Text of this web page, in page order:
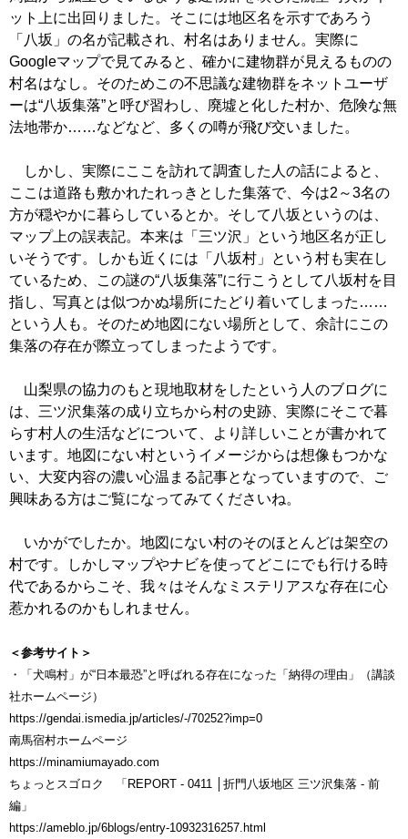
ット上に出回りました。そこには地区名を示すであろう
「八坂」の名が記載され、村名はありません。実際に
Googleマップで見てみると、確かに建物群が見えるものの
村名はなし。そのためこの不思議な建物群をネットユーザ
ーは“八坂集落”と呼び習わし、廃墟と化した村か、危険な無
法地帯か……などなど、多くの噂が飛び交いました。
しかし、実際にここを訪れて調査した人の話によると、
ここは道路も敷かれたれっきとした集落で、今は2～3名の
方が穏やかに暮らしているとか。そして八坂というのは、
マップ上の誤表記。本来は「三ツ沢」という地区名が正し
いそうです。しかも近くには「八坂村」という村も実在し
ているため、この謎の“八坂集落”に行こうとして八坂村を目
指し、写真とは似つかぬ場所にたどり着いてしまった……
という人も。そのため地図にない場所として、余計にこの
集落の存在が際立ってしまったようです。
山梨県の協力のもと現地取材をしたという人のブログに
は、三ツ沢集落の成り立ちから村の史跡、実際にそこで暮
らす村人の生活などについて、より詳しいことが書かれて
います。地図にない村というイメージからは想像もつかな
い、大変内容の濃い心温まる記事となっていますので、ご
興味ある方はご覧になってみてくださいね。
いかがでしたか。地図にない村のそのほとんどは架空の
村です。しかしマップやナビを使ってどこにでも行ける時
代であるからこそ、我々はそんなミステリアスな存在に心
惹かれるのかもしれません。
＜参考サイト＞
・「犬鳴村」が“日本最恐”と呼ばれる存在になった「納得の理由」（講談
社ホームページ）
https://gendai.ismedia.jp/articles/-/70252?imp=0
南馬宿村ホームページ
https://minamiumayado.com
ちょっとスゴロク 「REPORT - 0411 │折門八坂地区 三ツ沢集落 - 前
編」
https://ameblo.jp/6blogs/entry-10932316257.html